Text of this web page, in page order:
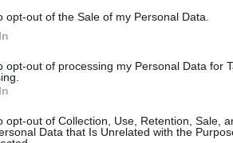
opt-out of the Sale of my Personal Data.
opt-out of processing my Personal Data for
opt-out of Collection, Use, Retention, Sale,
Data that Is Unrelated with the
a kamionok egy
Tét, Enese, Csorna vagy
hogy a hiper-árérzékeny
így valószínűleg rengeteg
aluli minőségű - alsóbbrendű
javíthat a helyzeten a most